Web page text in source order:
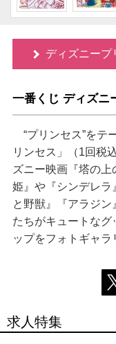
ディズニープ
一番くじ ディズニ
“プリンセス”をテ
リンセス」（1回税
ズニー映画『塔の
姫』や『シンデレラ
と野獣』『アラジ
たちがキュートな
ップをフォトギャ
求人特集